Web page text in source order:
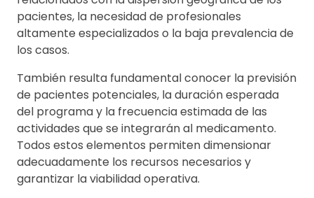
pacientes, la necesidad de profesionales
altamente especializados o la baja prevalencia de
los casos.
También resulta fundamental conocer la previsión
de pacientes potenciales, la duración esperada
del programa y la frecuencia estimada de las
actividades que se integrarán al medicamento.
Todos estos elementos permiten dimensionar
adecuadamente los recursos necesarios y
garantizar la viabilidad operativa.